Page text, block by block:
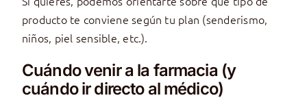
producto te conviene según tu plan (senderismo,
niños, piel sensible, etc.).
Cuándo venir a la farmacia (y
cuándo ir directo al médico)